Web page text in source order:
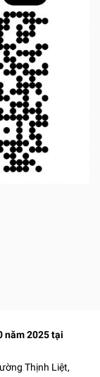
năm 2025 tại
Thịnh Liệt,